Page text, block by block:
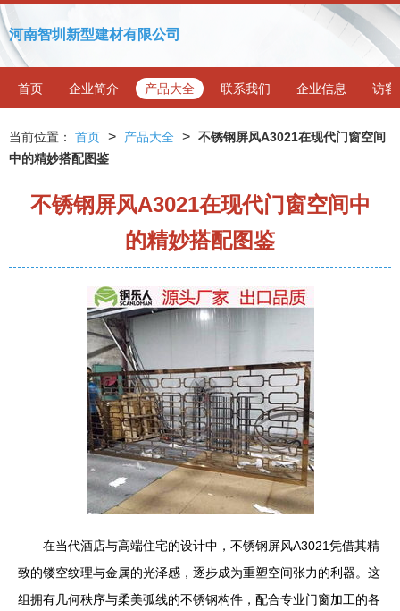
河南智圳新型建材有限公司
首页 企业简介 产品大全 联系我们 企业信息 访客
当前位置： 首页 > 产品大全 > 不锈钢屏风A3021在现代门窗空间
中的精妙搭配图鉴
不锈钢屏风A3021在现代门窗空间中
的精妙搭配图鉴
在当代酒店与高端住宅的设计中，不锈钢屏风A3021凭借其精
致的镂空纹理与金属的光泽感，逐步成为重塑空间张力的利器。这
组拥有几何秩序与柔美弧线的不锈钢构件，配合专业门窗加工的各